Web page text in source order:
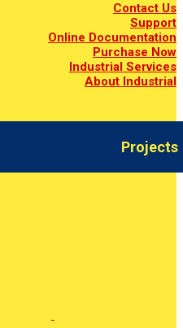
Contact Us
Support
Online Documentation
Purchase Now
Industrial Services
About Industrial
Projects